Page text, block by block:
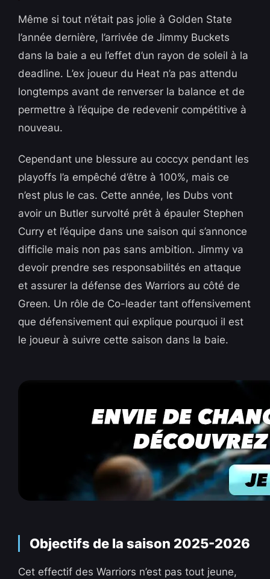
Même si tout n’était pas jolie à Golden State
l’année dernière, l’arrivée de Jimmy Buckets
dans la baie a eu l’effet d’un rayon de soleil à la
deadline. L’ex joueur du Heat n’a pas attendu
longtemps avant de renverser la balance et de
permettre à l’équipe de redevenir compétitive à
nouveau.
Cependant une blessure au coccyx pendant les
playoffs l’a empêché d’être à 100%, mais ce
n’est plus le cas. Cette année, les Dubs vont
avoir un Butler survolté prêt à épauler Stephen
Curry et l’équipe dans une saison qui s’annonce
difficile mais non pas sans ambition. Jimmy va
devoir prendre ses responsabilités en attaque
et assurer la défense des Warriors au côté de
Green. Un rôle de Co-leader tant offensivement
que défensivement qui explique pourquoi il est
le joueur à suivre cette saison dans la baie.
Objectifs de la saison 2025-2026
Cet effectif des Warriors n’est pas tout jeune,